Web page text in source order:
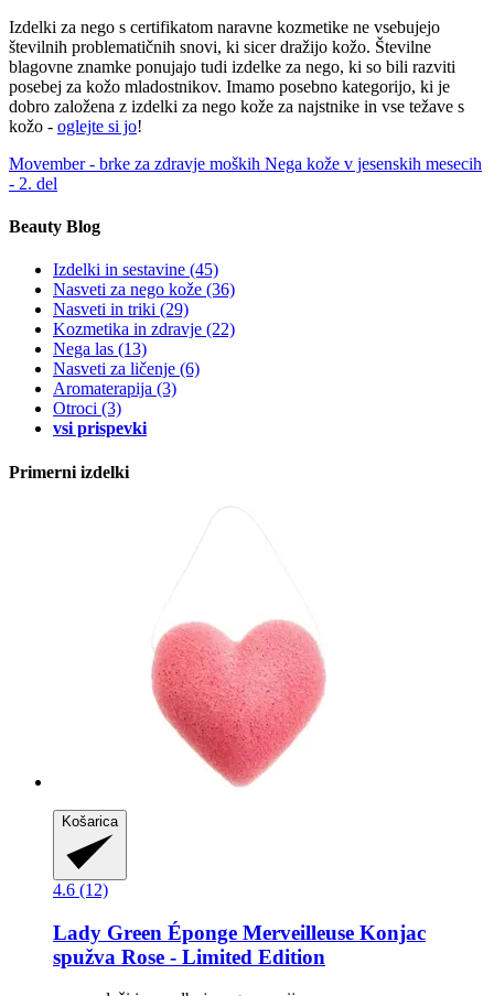
Izdelki za nego s certifikatom naravne kozmetike ne vsebujejo
številnih problematičnih snovi, ki sicer dražijo kožo. Številne
blagovne znamke ponujajo tudi izdelke za nego, ki so bili razviti
posebej za kožo mladostnikov. Imamo posebno kategorijo, ki je
dobro založena z izdelki za nego kože za najstnike in vse težave s
kožo - oglejte si jo!
Movember - brke za zdravje moških Nega kože v jesenskih mesecih
- 2. del
Beauty Blog
Izdelki in sestavine (45)
Nasveti za nego kože (36)
Nasveti in triki (29)
Kozmetika in zdravje (22)
Nega las (13)
Nasveti za ličenje (6)
Aromaterapija (3)
Otroci (3)
vsi prispevki
Primerni izdelki
Košarica
4.6 (12)
Lady Green Éponge Merveilleuse Konjac
spužva Rose -​ Limited Edition